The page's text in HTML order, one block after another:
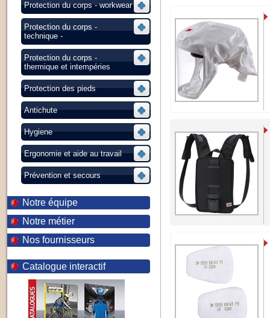
Protection du corps - workwear
Protection du corps -
technique -
Protection du corps -
thermique et intempéries
Protection des pieds
Antichute
Hygiene
Ergonomie et aide au travail
Prévention et secours
Notre équipe
Notre métier
Nos fournisseurs
Catalogue interactif